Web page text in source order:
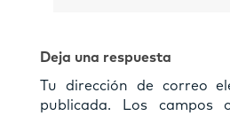
Deja una respuesta
Tu dirección de correo
publicada.
Los campos